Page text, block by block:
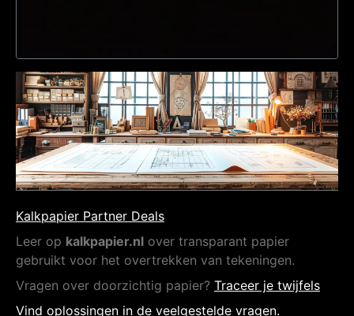
Kalkpapier Partner Deals
Leer op kalkpapier.nl over transparant papier
gebruikt voor het overtrekken van tekeningen.
Vragen over doorzichtig papier? Traceer je twijfels
Vind oplossingen in de veelgestelde vragen.